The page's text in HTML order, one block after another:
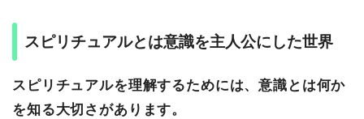
スピリチュアルとは意識を主人公にした世界
スピリチュアルを理解するためには、意識とは何か
を知る大切さがあります。